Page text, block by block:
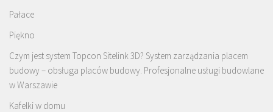
Pałace
Piękno
Czym jest system Topcon Sitelink 3D? System zarządzania placem
budowy – obsługa placów budowy. Profesjonalne usługi budowlane
w Warszawie
Kafelki w domu